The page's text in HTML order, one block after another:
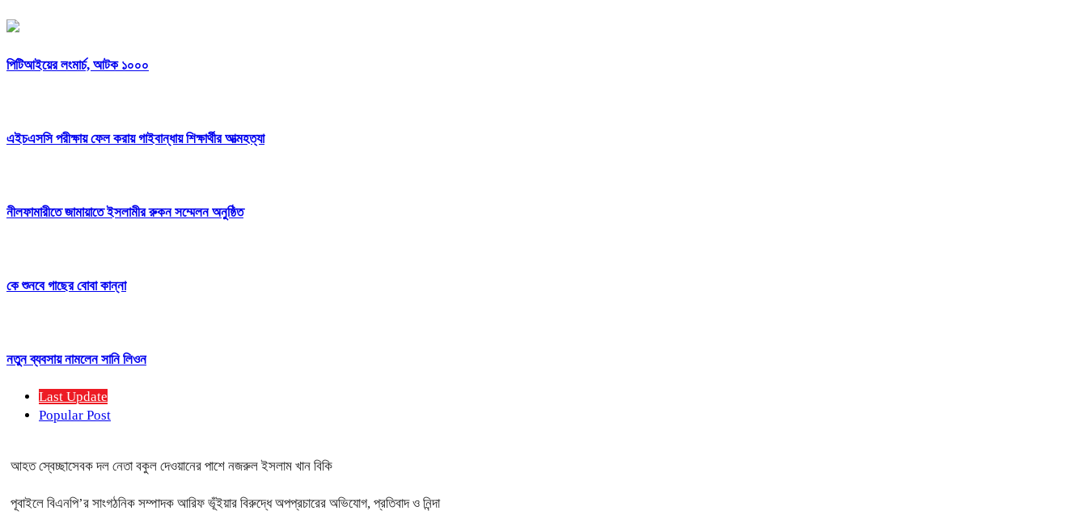
পিটিআইয়ের লংমার্চ, আটক ১০০০
এইচএসসি পরীক্ষায় ফেল করায় গাইবান্ধায় শিক্ষার্থীর আত্মহত্যা
নীলফামারীতে জামায়াতে ইসলামীর রুকন সম্মেলন অনুষ্ঠিত
কে শুনবে গাছের বোবা কান্না
নতুন ব্যবসায় নামলেন সানি লিওন
Last Update
Popular Post
আহত স্বেচ্ছাসেবক দল নেতা বকুল দেওয়ানের পাশে নজরুল ইসলাম খান বিকি
পূবাইলে বিএনপি’র সাংগঠনিক সম্পাদক আরিফ ভূঁইয়ার বিরুদ্ধে অপপ্রচারের অভিযোগ, প্রতিবাদ ও নিন্দা